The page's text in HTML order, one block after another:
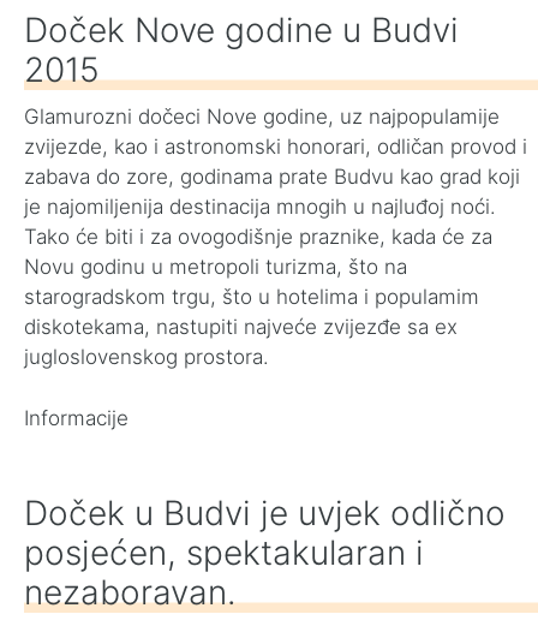
Doček Nove godine u Budvi
2015
Glamurozni dočeci Nove godine, uz najpopulamije
zvijezde, kao i astronomski honorari, odličan provod i
zabava do zore, godinama prate Budvu kao grad koji
je najomiljenija destinacija mnogih u najluđoj noći.
Tako će biti i za ovogodišnje praznike, kada će za
Novu godinu u metropoli turizma, što na
starogradskom trgu, što u hotelima i populamim
diskotekama, nastupiti najveće zvijezđe sa ех
jugloslovenskog prostora.
Informacije
Doček u Budvi je uvjek odlično
posjećen, spektakularan i
nezaboravan.